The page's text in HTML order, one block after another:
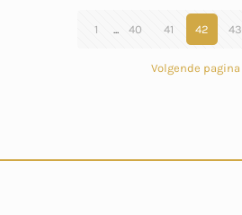
1 ... 40 41 42 43
Volgende pagina